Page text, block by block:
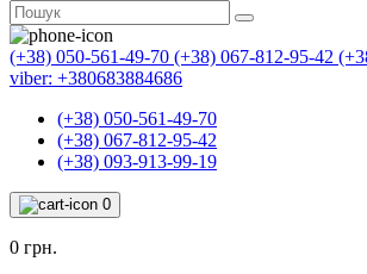
(+38) 050-561-49-70 (+38) 067-812-95-42
viber: +380683884686
(+38) 050-561-49-70
(+38) 067-812-95-42
(+38) 093-913-99-19
0
0 грн.